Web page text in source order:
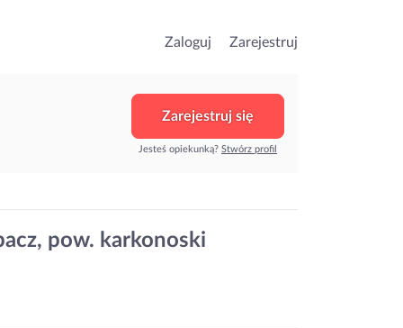
Zaloguj Zarejestruj
Zarejestruj się
Jesteś opiekunką? Stwórz profil
pow. karkonoski